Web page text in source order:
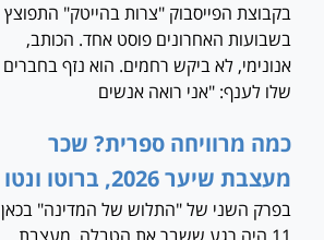
בקבוצת הפייסבוק "צרות בהייטק" התפוצץ
בשבועות האחרונים פוסט אחד. הכותב,
אנונימי, לא ביקש רחמים. הוא נזף בחברים
שלו לענף: "אני רואה אנשים
כמה מרוויחה ספרית? שכר
מעצבת שיער 2026, ברוטו ונטו
בפרק השני של "התלוש של המדינה" בכאן